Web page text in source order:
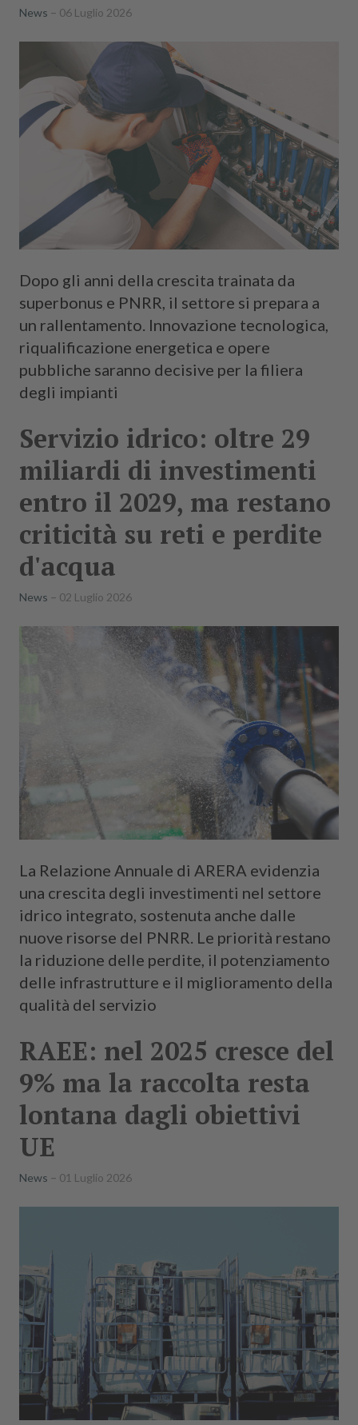
News 06 Luglio 2026
Dopo gli anni della crescita trainata da
superbonus e PNRR, il settore si prepara a
un rallentamento. Innovazione tecnologica,
riqualificazione energetica e opere
pubbliche saranno decisive per la filiera
degli impianti
Servizio idrico: oltre 29
miliardi di investimenti
entro il 2029, ma restano
criticità su reti e perdite
d'acqua
News 02 Luglio 2026
La Relazione Annuale di ARERA evidenzia
una crescita degli investimenti nel settore
idrico integrato, sostenuta anche dalle
nuove risorse del PNRR. Le priorità restano
la riduzione delle perdite, il potenziamento
delle infrastrutture e il miglioramento della
qualità del servizio
RAEE: nel 2025 cresce del
9% ma la raccolta resta
lontana dagli obiettivi
UE
News 01 Luglio 2026